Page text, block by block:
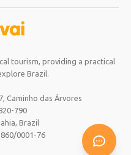
tourism, providing a practical
Brazil.
Caminho das Árvores
790
Brazil
0001-76